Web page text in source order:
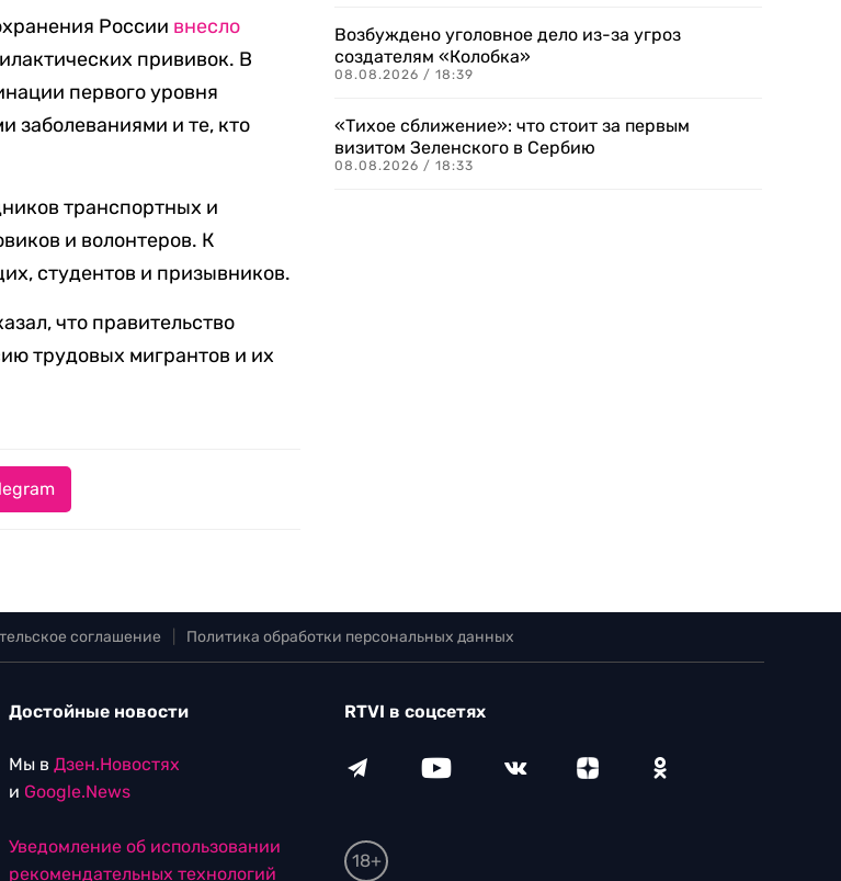
России внесло
прививок. В
первого уровня
заболеваниями и те, кто
транспортных и
и волонтеров. К
студентов и призывников.
что правительство
трудовых мигрантов и их
Возбуждено уголовное дело из-за угроз
создателям «Колобка»
08.08.2026 / 18:39
«Тихое сближение»: что стоит за первым
визитом Зеленского в Сербию
08.08.2026 / 18:33
соглашение Политика обработки персональных данных
Достойные новости
Мы в Дзен.Новостях
и Google.News
Уведомление об использовании
рекомендательных технологий
RTVI в соцсетях
18+